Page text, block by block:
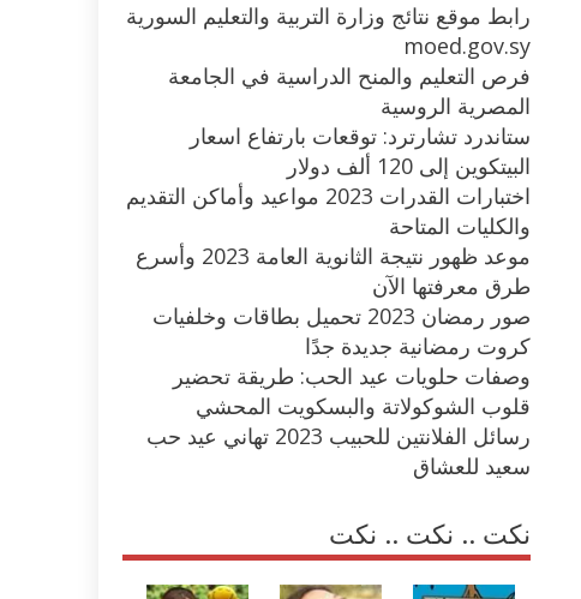
رابط موقع نتائج وزارة التربية والتعليم السورية
moed.gov.sy
فرص التعليم والمنح الدراسية في الجامعة
المصرية الروسية
ستاندرد تشارترد: توقعات بارتفاع اسعار
البيتكوين إلى 120 ألف دولار
اختبارات القدرات 2023 مواعيد وأماكن التقديم
والكليات المتاحة
موعد ظهور نتيجة الثانوية العامة 2023 وأسرع
طرق معرفتها الآن
صور رمضان 2023 تحميل بطاقات وخلفيات
كروت رمضانية جديدة جدًا
وصفات حلويات عيد الحب: طريقة تحضير
قلوب الشوكولاتة والبسكويت المحشي
رسائل الفلانتين للحبيب 2023 تهاني عيد حب
سعيد للعشاق
نكت .. نكت .. نكت